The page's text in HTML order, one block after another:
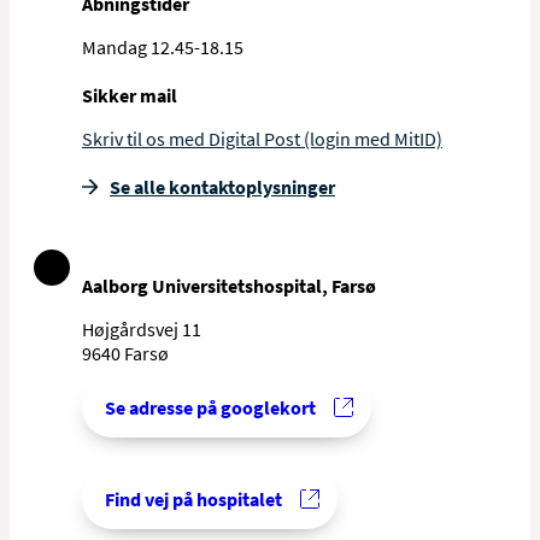
Mandag 12.45-18.15
Sikker mail
Skriv til os med Digital Post (login med MitID)
Se alle kontakt­oplysninger
Aalborg Universitetshospital, Farsø
Højgårdsvej 11
9640 Farsø
Se adresse på googlekort
Find vej på hospitalet